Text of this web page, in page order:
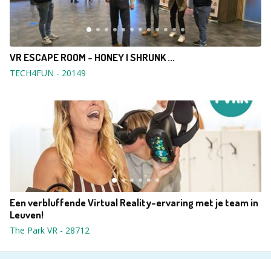
VR ESCAPE ROOM - HONEY I SHRUNK ...
TECH4FUN - 20149
Een verbluffende Virtual Reality-ervaring met je team in
Leuven!
The Park VR - 28712